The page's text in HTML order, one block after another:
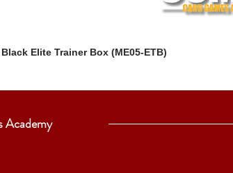
Elite Trainer Box (ME05-ETB)
Academy